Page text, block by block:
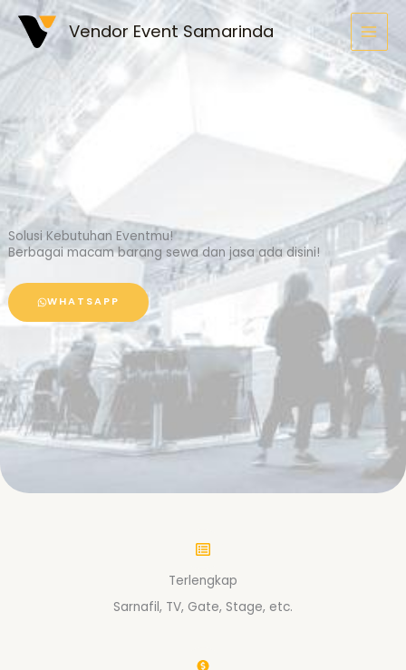
to
content
Vendor Event Samarinda
Solusi Kebutuhan Eventmu!
Berbagai macam barang sewa dan jasa ada disini!
WHATSAPP
Terlengkap
Sarnafil, TV, Gate, Stage, etc.